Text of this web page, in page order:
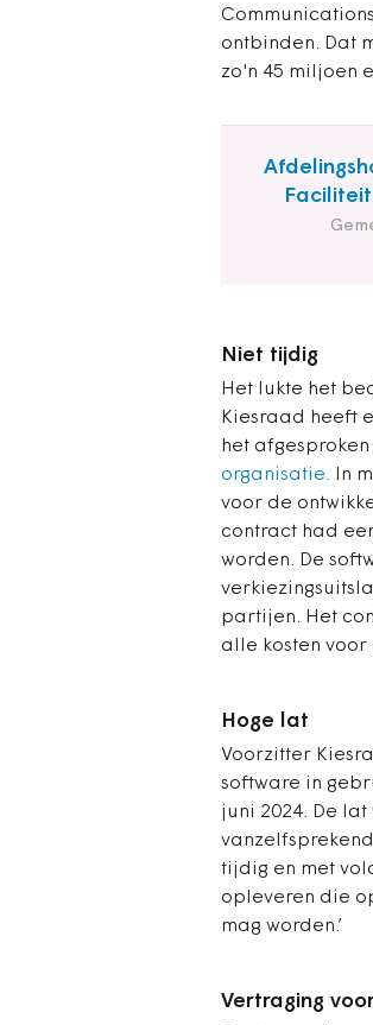
ontbinden. Dat
zo'n 45 miljoen
Niet tijdig
Het lukte het
Kiesraad heeft
het
organisatie. In
voor de
contract had
worden. De
partijen. Het
alle kosten voor
Hoge lat
Voorzitter
software in
juni 2024. De
tijdig en met
opleveren die
mag worden.’
Vertraging